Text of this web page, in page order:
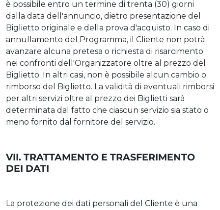
è possibile entro un termine di trenta (30) giorni
dalla data dell'annuncio, dietro presentazione del
Biglietto originale e della prova d'acquisto. In caso di
annullamento del Programma, il Cliente non potrà
avanzare alcuna pretesa o richiesta di risarcimento
nei confronti dell'Organizzatore oltre al prezzo del
Biglietto. In altri casi, non è possibile alcun cambio o
rimborso del Biglietto. La validità di eventuali rimborsi
per altri servizi oltre al prezzo dei Biglietti sarà
determinata dal fatto che ciascun servizio sia stato o
meno fornito dal fornitore del servizio.
VII. TRATTAMENTO E TRASFERIMENTO
DEI DATI
La protezione dei dati personali del Cliente è una